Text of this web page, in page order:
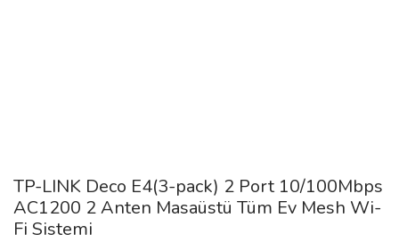
TP-LINK Deco E4(3-pack) 2 Port 10/100Mbps
AC1200 2 Anten Masaüstü Tüm Ev Mesh Wi-
Fi Sistemi